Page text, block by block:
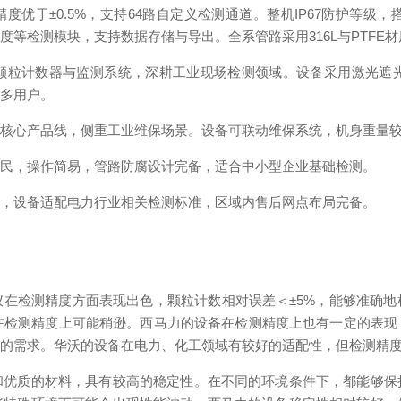
优于±0.5%，支持64路自定义检测通道。整机IP67防护等级，
等检测模块，支持数据存储与导出。全系管路采用316L与PTFE
计数器与监测系统，深耕工业现场检测领域。设备采用激光
用户。
心产品线，侧重工业维保场景。设备可联动维保系统，机身重量
，操作简易，管路防腐设计完备 ，适合中小型企业基础检测。
设备适配电力行业相关检测标准，区域内售后网点布局完备。
检测精度方面表现出色，颗粒计数相对误差＜±5%，能够准确
测精度上可能稍逊。西马力的设备在检测精度上也有一定的表
需求。华沃的设备在电力、化工领域有较好的适配性，但检测精
质的材料，具有较高的稳定性。在不同的环境条件下，都能够